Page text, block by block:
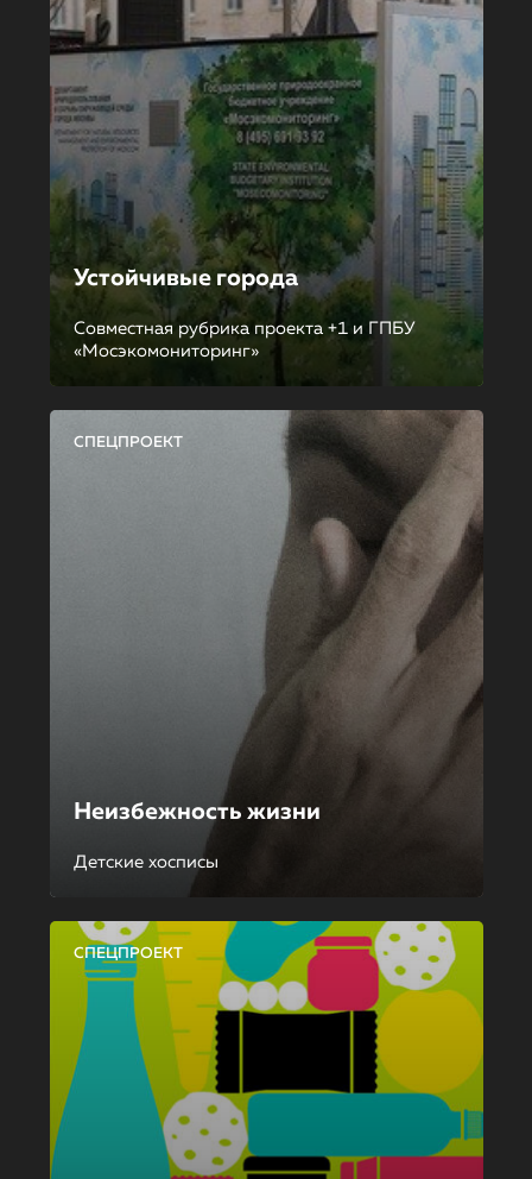
Устойчивые города
Совместная рубрика проекта +1 и ГПБУ
«Мосэкомониторинг»
СПЕЦПРОЕКТ
Неизбежность жизни
Детские хосписы
СПЕЦПРОЕКТ